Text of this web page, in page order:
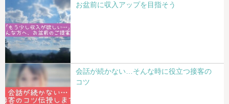
お盆前に収入アップを目指そう
会話が続かない…そんな時に役立つ接客の
コツ